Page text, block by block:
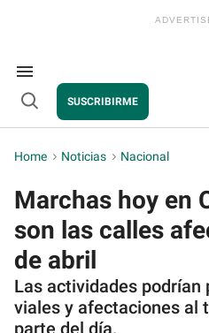
Search
&
Section
Navigation
Open
SUSCRIBIRME
Home > Noticias > Nacional
Marchas hoy en
son las calles
de abril
Las actividades podrían
viales y afectaciones al
parte del día.